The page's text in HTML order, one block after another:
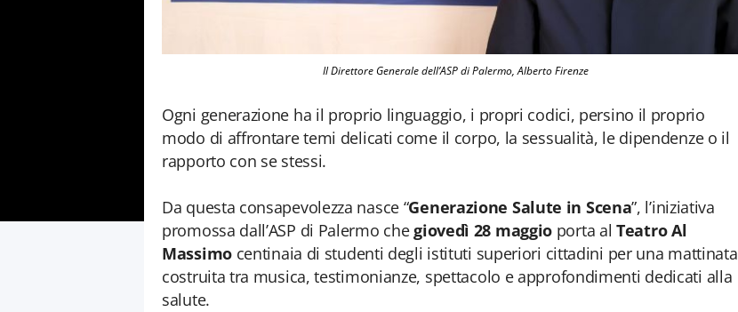
Il Direttore Generale dell’ASP di Palermo, Alberto Firenze
Ogni generazione ha il proprio linguaggio, i propri codici, persino il proprio
modo di affrontare temi delicati come il corpo, la sessualità, le dipendenze o il
rapporto con se stessi.
Da questa consapevolezza nasce “Generazione Salute in Scena”, l’iniziativa
promossa dall’ASP di Palermo chegiovedì 28 maggio porta alTeatro Al
Massimocentinaia di studenti degli istituti superiori cittadini per una mattinata
costruita tra musica, testimonianze, spettacolo e approfondimenti dedicati alla
salute.